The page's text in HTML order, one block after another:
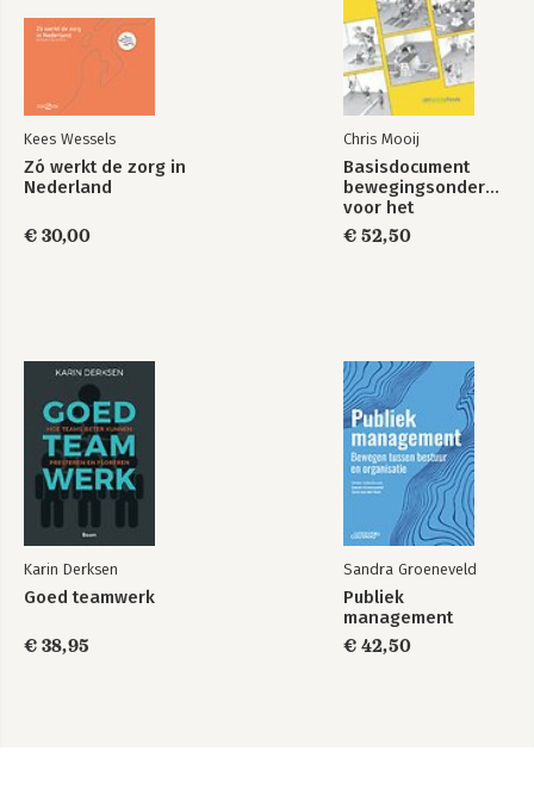
Kees Wessels
Zó werkt de zorg in
Nederland
€ 30,00
Chris Mooij
Basisdocument
bewegingsonderwijs
voor het
basisonderwijs
€ 52,50
Karin Derksen
Goed teamwerk
€ 38,95
Sandra Groeneveld
Publiek
management
€ 42,50